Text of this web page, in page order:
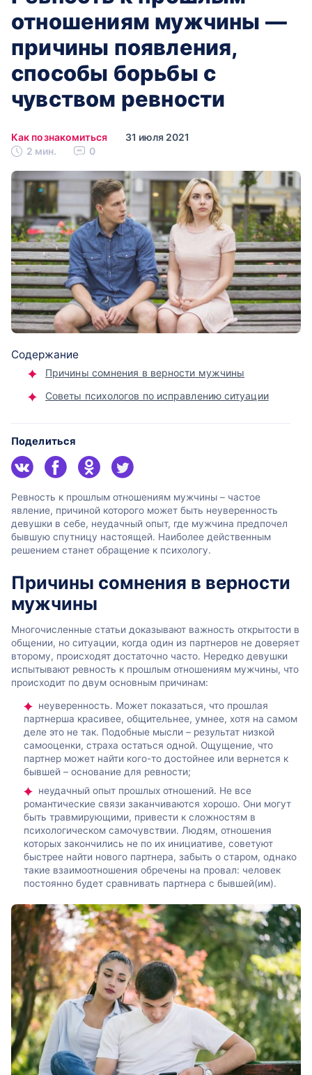
отношениям мужчины —
причины появления,
способы борьбы с
чувством ревности
Как познакомиться
31 июля 2021
2 мин.
0
Содержание
Причины сомнения в верности мужчины
Советы психологов по исправлению ситуации
Поделиться
Ревность к прошлым отношениям мужчины – частое
явление, причиной которого может быть неуверенность
девушки в себе, неудачный опыт, где мужчина предпочел
бывшую спутницу настоящей. Наиболее действенным
решением станет обращение к психологу.
Причины сомнения в верности
мужчины
Многочисленные статьи доказывают важность открытости в
общении, но ситуации, когда один из партнеров не доверяет
второму, происходят достаточно часто. Нередко девушки
испытывают ревность к прошлым отношениям мужчины, что
происходит по двум основным причинам:
неуверенность. Может показаться, что прошлая
партнерша красивее, общительнее, умнее, хотя на самом
деле это не так. Подобные мысли – результат низкой
самооценки, страха остаться одной. Ощущение, что
партнер может найти кого-то достойнее или вернется к
бывшей – основание для ревности;
неудачный опыт прошлых отношений. Не все
романтические связи заканчиваются хорошо. Они могут
быть травмирующими, привести к сложностям в
психологическом самочувствии. Людям, отношения
которых закончились не по их инициативе, советуют
быстрее найти нового партнера, забыть о старом, однако
такие взаимоотношения обречены на провал: человек
постоянно будет сравнивать партнера с бывшей(им).